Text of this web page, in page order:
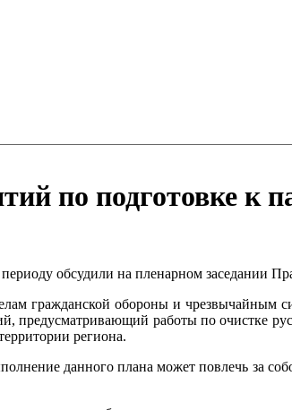
по подготовке к
обсудили на пленарном заседании
гражданской обороны и чрезвычайным
предусматривающий работы по очистке
региона.
данного плана может повлечь за